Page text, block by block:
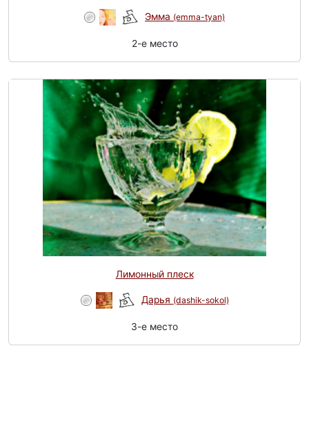
Эмма (emma-tyan)
2-e место
Лимонный плеск
Дарья (dashik-sokol)
3-e место